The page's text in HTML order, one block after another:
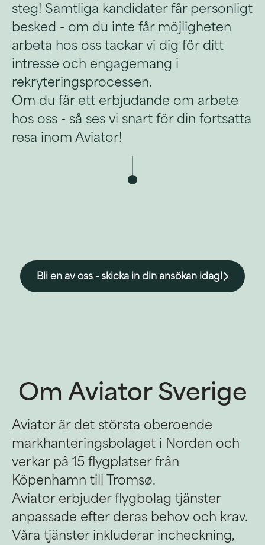
steg! Samtliga kandidater får personligt
besked - om du inte får möjligheten
arbeta hos oss tackar vi dig för ditt
intresse och engagemang i
rekryteringsprocessen.
Om du får ett erbjudande om arbete
hos oss - så ses vi snart för din fortsatta
resa inom Aviator!
Bli en av oss - skicka in din ansökan idag!
Om Aviator Sverige
Aviator är det största oberoende
markhanteringsbolaget i Norden och
verkar på 15 flygplatser från
Köpenhamn till Tromsø.
Aviator erbjuder flygbolag tjänster
anpassade efter deras behov och krav.
Våra tjänster inkluderar incheckning,